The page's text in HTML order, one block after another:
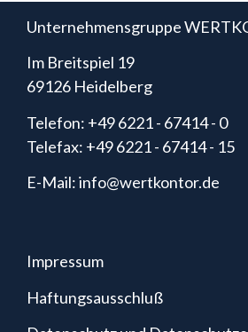
Unternehmensgruppe
Im Breitspiel 19
69126 Heidelberg
Telefon: +49 6221 - 67414 - 0
Telefax: +49 6221 - 67414 - 15
E-Mail: info@wertkontor.de
Impressum
Haftungsausschluß